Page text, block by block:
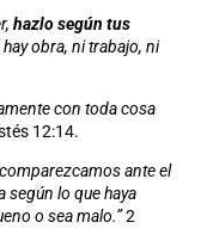
hazlo según tus
obra, ni trabajo, ni
con toda cosa
12:14.
ante el
según lo que haya
o sea malo.”2